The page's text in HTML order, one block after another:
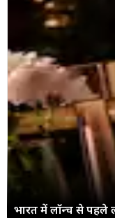
भारत में लॉन्च से पहले